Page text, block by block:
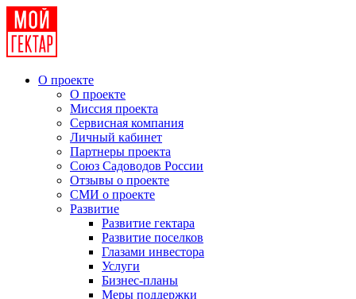
О проекте
О проекте
Миссия проекта
Сервисная компания
Личный кабинет
Партнеры проекта
Союз Садоводов России
Отзывы о проекте
СМИ о проекте
Развитие
Развитие гектара
Развитие поселков
Глазами инвестора
Услуги
Бизнес-планы
Меры поддержки